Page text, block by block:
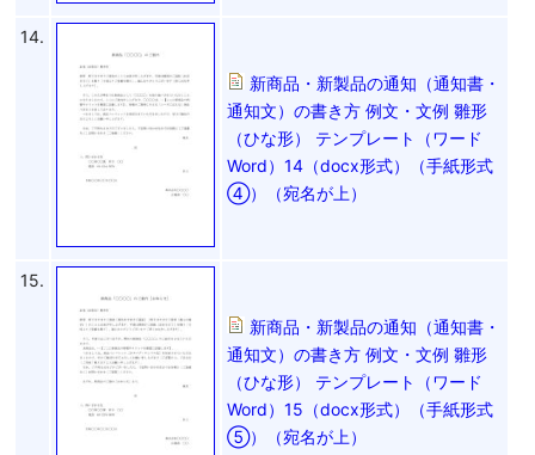
14.
新商品・新製品の通知（通知書・
通知文）の書き方 例文・文例 雛形
（ひな形） テンプレート（ワード
Word）14（docx形式）（手紙形式
④）（宛名が上）
15.
新商品・新製品の通知（通知書・
通知文）の書き方 例文・文例 雛形
（ひな形） テンプレート（ワード
Word）15（docx形式）（手紙形式
⑤）（宛名が上）